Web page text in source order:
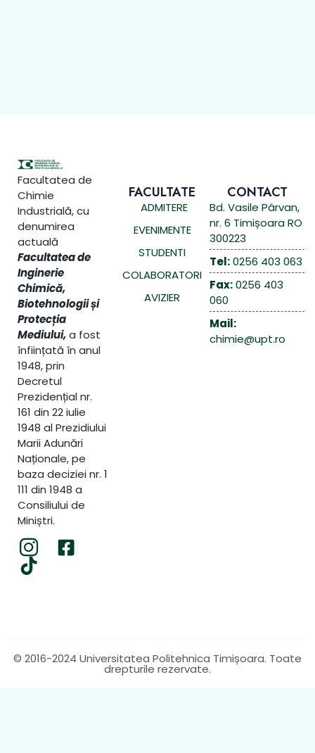
Facultatea de
Chimie
Industrială, cu
denumirea
actuală
Facultatea de
Inginerie
Chimică,
Biotehnologii și
Protecția
Mediului,a fost
înființată în anul
1948, prin
Decretul
Prezidențial nr.
161 din 22 iulie
1948 al Prezidiului
Marii Adunări
Naționale, pe
baza deciziei nr. 1
111 din 1948 a
Consiliului de
Miniștri.
FACULTATE
ADMITERE
EVENIMENTE
STUDENTI
COLABORATORI
AVIZIER
CONTACT
Bd. Vasile Pârvan,
nr. 6 Timișoara RO
300223
Tel:0256 403 063
Fax:0256 403
060
Mail:
chimie@upt.ro
© 2016-2024 Universitatea Politehnica Timișoara. Toate
drepturile rezervate.